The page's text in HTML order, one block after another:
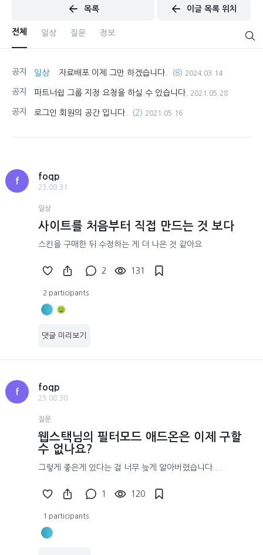
목록 이글 목록 위치
전체 일상 질문 정보
공지 일상 자료배포 이제 그만 하겠습니다. (8) 2024.03.14
공지 파트너쉽 그룹 지정 요청을 하실 수 있습니다. 2021.05.28
공지 로그인 회원의 공간 입니다. (2) 2021.05.16
f
foqp
23.08.31
일상
사이트를 처음부터 직접 만드는 것 보다
스킨을 구매한 뒤 수정하는 게 더 나은 것 같아요
2 131
2 participants
댓글 미리보기
f
foqp
23.08.30
질문
웹스택님의 필터모드 애드온은 이제 구할
수 없나요?
그렇게 좋은게 있다는 걸 너무 늦게 알아버렸습니다....
1 120
1 participants